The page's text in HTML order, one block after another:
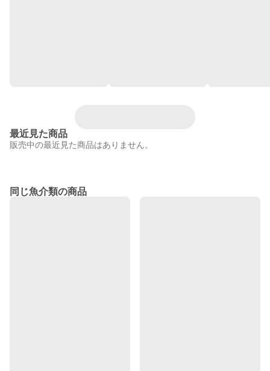
最近見た商品
販売中の最近見た商品はありません。
同じ魚介類の商品